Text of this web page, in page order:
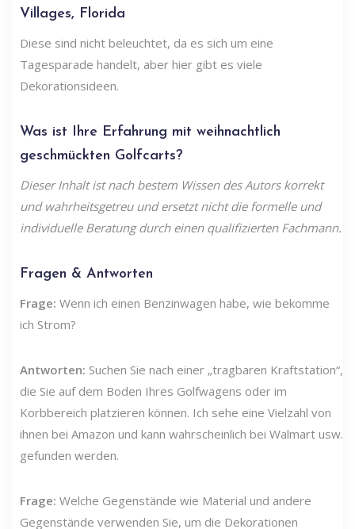
Villages, Florida
Diese sind nicht beleuchtet, da es sich um eine
Tagesparade handelt, aber hier gibt es viele
Dekorationsideen.
Was ist Ihre Erfahrung mit weihnachtlich
geschmückten Golfcarts?
Dieser Inhalt ist nach bestem Wissen des Autors korrekt
und wahrheitsgetreu und ersetzt nicht die formelle und
individuelle Beratung durch einen qualifizierten Fachmann.
Fragen & Antworten
Frage: Wenn ich einen Benzinwagen habe, wie bekomme
ich Strom?
Antworten: Suchen Sie nach einer „tragbaren Kraftstation“,
die Sie auf dem Boden Ihres Golfwagens oder im
Korbbereich platzieren können. Ich sehe eine Vielzahl von
ihnen bei Amazon und kann wahrscheinlich bei Walmart usw.
gefunden werden.
Frage: Welche Gegenstände wie Material und andere
Gegenstände verwenden Sie, um die Dekorationen